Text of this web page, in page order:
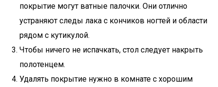
покрытие могут ватные палочки. Они отлично
устраняют следы лака с кончиков ногтей и области
рядом с кутикулой.
Чтобы ничего не испачкать, стол следует накрыть
полотенцем.
Удалять покрытие нужно в комнате с хорошим